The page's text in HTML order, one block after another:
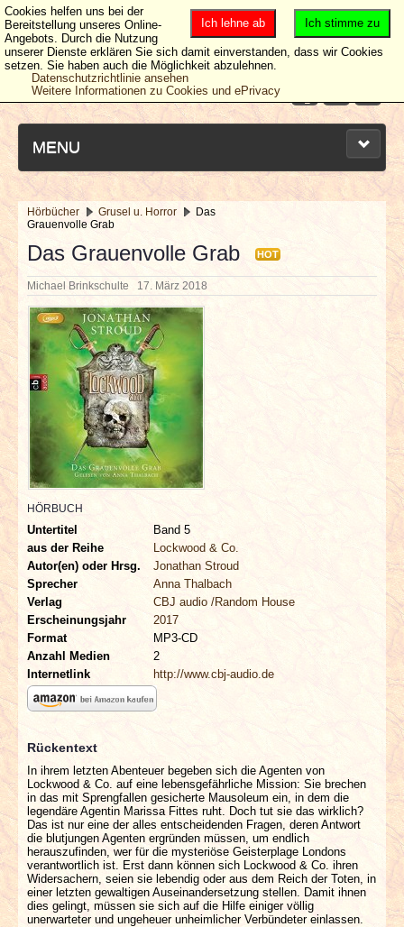
MENU
NEUESTE ARTIKEL
NEWS & DATES
BERICHTE
VERLOSUNGEN
INTERVIEWS
SPECIALS
REDAKTION
LINKS
ARCHIV
Hörbücher Grusel u. Horror
Das
Grauenvolle Grab
Das Grauenvolle Grab HOT
Michael Brinkschulte 17. März 2018
HÖRBUCH
Untertitel
Band 5
aus der Reihe
Lockwood & Co.
Autor(en) oder Hrsg.
Jonathan Stroud
Sprecher
Anna Thalbach
Verlag
CBJ audio /Random House
Erscheinungsjahr
2017
Format
MP3-CD
Anzahl Medien
2
Internetlink
http://www.cbj-audio.de
Rückentext
In ihrem letzten Abenteuer begeben sich die Agenten von
Lockwood & Co. auf eine lebensgefährliche Mission: Sie brechen
in das mit Sprengfallen gesicherte Mausoleum ein, in dem die
legendäre Agentin Marissa Fittes ruht. Doch tut sie das wirklich?
Das ist nur eine der alles entscheidenden Fragen, deren Antwort
die blutjungen Agenten ergründen müssen, um endlich
herauszufinden, wer für die mysteriöse Geisterplage Londons
verantwortlich ist. Erst dann können sich Lockwood & Co. ihren
Widersachern, seien sie lebendig oder aus dem Reich der Toten, in
einer letzten gewaltigen Auseinandersetzung stellen. Damit ihnen
dies gelingt, müssen sie sich auf die Hilfe einiger völlig
unerwarteter und ungeheuer unheimlicher Verbündeter einlassen.
Ich stimme zu
Ich lehne ab
Cookies helfen uns bei der
Bereitstellung unseres Online-
Angebots. Durch die Nutzung
unserer Dienste erklären Sie sich damit einverstanden, dass wir Cookies
setzen. Sie haben auch die Möglichkeit abzulehnen.
Datenschutzrichtlinie ansehen
Weitere Informationen zu Cookies und ePrivacy